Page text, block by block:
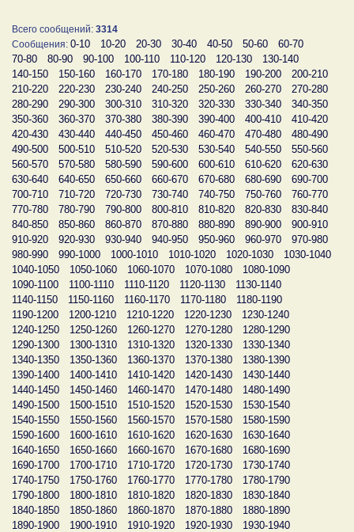
Всего сообщений: 3314
Сообщения: 0-10 10-20 20-30 30-40 40-50 50-60
60-70
70-80
80-90 90-100 100-110 110-120 120-130
130-140
140-150
150-160 160-170 170-180 180-190 190-200
200-210
210-220
220-230 230-240 240-250 250-260 260-270
270-280
280-290
290-300 300-310 310-320 320-330 330-340
340-350
350-360
360-370 370-380 380-390 390-400 400-410
410-420
420-430
430-440 440-450 450-460 460-470 470-480
480-490
490-500
500-510 510-520 520-530 530-540 540-550
550-560
560-570
570-580 580-590 590-600 600-610 610-620
620-630
630-640
640-650 650-660 660-670 670-680 680-690
690-700
700-710
710-720 720-730 730-740 740-750 750-760
760-770
770-780
780-790 790-800 800-810 810-820 820-830
830-840
840-850
850-860 860-870 870-880 880-890 890-900
900-910
910-920
920-930 930-940 940-950 950-960 960-970
970-980
980-990
990-1000 1000-1010 1010-1020 1020-1030
1030-1040
1040-1050
1050-1060 1060-1070 1070-1080
1080-1090
1090-1100
1100-1110 1110-1120 1120-1130
1130-1140
1140-1150
1150-1160 1160-1170 1170-1180
1180-1190
1190-1200
1200-1210 1210-1220 1220-1230
1230-1240
1240-1250
1250-1260 1260-1270 1270-1280
1280-1290
1290-1300
1300-1310 1310-1320 1320-1330
1330-1340
1340-1350
1350-1360 1360-1370 1370-1380
1380-1390
1390-1400
1400-1410 1410-1420 1420-1430
1430-1440
1440-1450
1450-1460 1460-1470 1470-1480
1480-1490
1490-1500
1500-1510 1510-1520 1520-1530
1530-1540
1540-1550
1550-1560 1560-1570 1570-1580
1580-1590
1590-1600
1600-1610 1610-1620 1620-1630
1630-1640
1640-1650
1650-1660 1660-1670 1670-1680
1680-1690
1690-1700
1700-1710 1710-1720 1720-1730
1730-1740
1740-1750
1750-1760 1760-1770 1770-1780
1780-1790
1790-1800
1800-1810 1810-1820 1820-1830
1830-1840
1840-1850
1850-1860 1860-1870 1870-1880
1880-1890
1890-1900
1900-1910 1910-1920 1920-1930
1930-1940